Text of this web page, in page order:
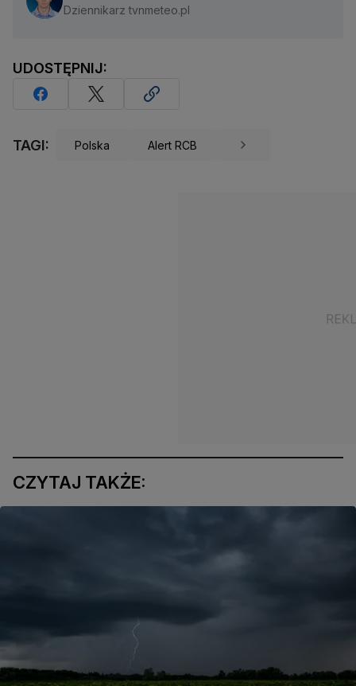
Dziennikarz tvnmeteo.pl
UDOSTĘPNIJ:
TAGI: Polska Alert RCB
CZYTAJ TAKŻE: